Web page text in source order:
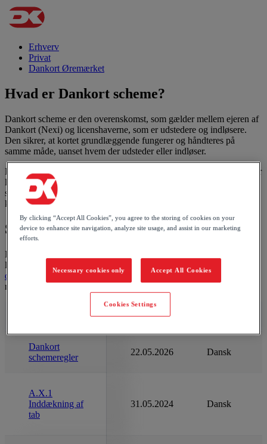
Erhverv
Privat
Dankort Øremærket
Hvad er Dankort scheme?
Dankort scheme er den overenskomst, som gælder mellem ejeren af
Dankort (Nexi) og licenshaverne, som er udstedere og indløsere.
Den sikrer, at kortet grundlæggende fungerer og håndteres på
samme måde, uanset hvem der udsteder eller indløser.
En central del af Dankort scheme er schemereglerne, som fastlægger
licenshavernes pligter og rettigheder. Det kan fx være krav til
sikkerhed eller mulighederne for indsigelse på vegne af en
kortholder.
Schemeregler
Her kan du læse de offentlige dele af schemereglerne. Som
licenshaver kan du få de øvrige dele af reglerne ved at kontakte
dankortscheme@nets.eu. Her kan du også blive tilføjet til det
nyhedsbrev vi sender, når reglerne bliver ændret.
Version
Dankort
schemeregler
22.05.2026 Dansk
A.X.1
Inddækning af
tab
31.05.2024 Dansk
By clicking “Accept All Cookies”, you agree to the storing of cookies on your
device to enhance site navigation, analyze site usage, and assist in our marketing
efforts.
Necessary cookies only Accept All Cookies
Cookies Settings